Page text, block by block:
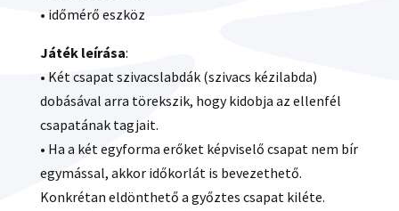
• időmérő eszköz
Játék leírása:
• Két csapat szivacslabdák (szivacs kézilabda)
dobásával arra törekszik, hogy kidobja az ellenfél
csapatának tagjait.
• Ha a két egyforma erőket képviselő csapat nem bír
egymással, akkor időkorlát is bevezethető.
Konkrétan eldönthető a győztes csapat kiléte.